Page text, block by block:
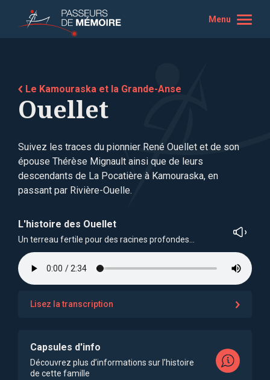
Menu
Le Kamouraska et la Grande-Anse
Ouellet
Suivez les traces du pionnier René Ouellet et de son
épouse Thérèse Mignault ainsi que de leurs
descendants de La Pocatière à Kamouraska, en
passant par Rivière-Ouelle.
L'histoire des Ouellet
Un terreau fertile pour des racines profondes…
Lisez la transcription
Capsules d'info
Découvrez plus d’informations sur l’histoire
de cette famille